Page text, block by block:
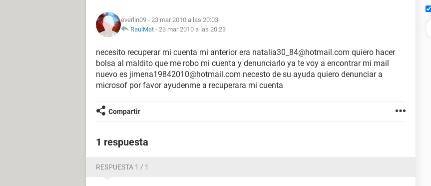
everlin09 - 23 mar 2010 a las 20:03
RaulMat - 23 mar 2010 a las 20:23
necesito recuperar mi cuenta mi anterior era natalia30_84@hotmail.com quiero hacer
bolsa al maldito que me robo mi cuenta y denunciarlo ya te voy a encontrar mi mail
nuevo es jimena19842010@hotmail.com necesto de su ayuda quiero denunciar a
microsof por favor ayudenme a recuperara mi cuenta
Compartir
1 respuesta
RESPUESTA 1 / 1